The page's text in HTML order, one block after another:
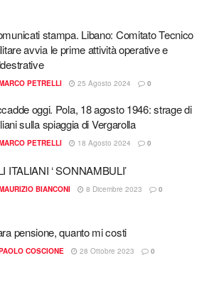
stampa. Libano: Comitato Tecnico
avvia le prime attività operative e
PETRELLI 25 Agosto 2024 0
oggi. Pola, 18 agosto 1946: strage di
sulla spiaggia di Vergarolla
PETRELLI 18 Agosto 2024 0
ITALIANI ‘ SONNAMBULI’
BIANCONI 8 Dicembre 2023 0
pensione, quanto mi costi
COSCIONE 28 Ottobre 2023 0